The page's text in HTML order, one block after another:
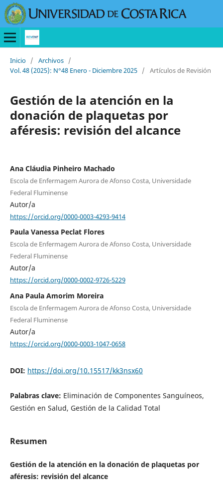
Inicio / Archivos /
Vol. 48 (2025): N°48 Enero - Diciembre 2025 / Artículos de Revisión
Gestión de la atención en la
donación de plaquetas por
aféresis: revisión del alcance
Ana Cláudia Pinheiro Machado
Escola de Enfermagem Aurora de Afonso Costa, Universidade
Federal Fluminense
Autor/a
https://orcid.org/0000-0003-4293-9414
Paula Vanessa Peclat Flores
Escola de Enfermagem Aurora de Afonso Costa, Universidade
Federal Fluminense
Autor/a
https://orcid.org/0000-0002-9726-5229
Ana Paula Amorim Moreira
Escola de Enfermagem Aurora de Afonso Costa, Universidade
Federal Fluminense
Autor/a
https://orcid.org/0000-0003-1047-0658
DOI: https://doi.org/10.15517/kk3nsx60
Palabras clave: Eliminación de Componentes Sanguíneos,
Gestión en Salud, Gestión de la Calidad Total
Resumen
Gestión de la atención en la donación de plaquetas por
aféresis: revisión del alcance